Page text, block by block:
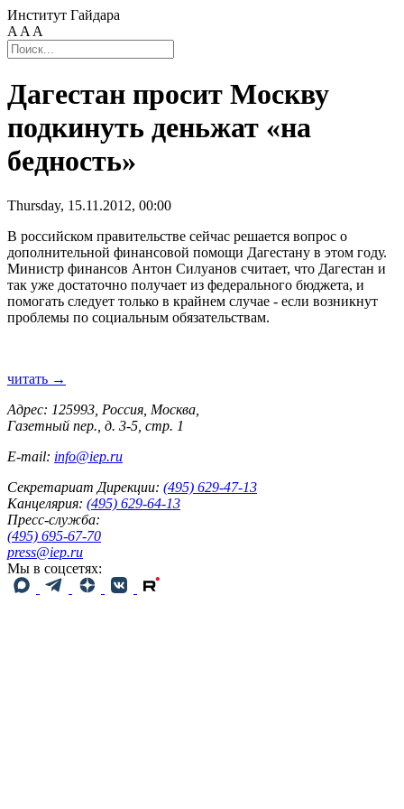
Институт Гайдара
A A A
Дагестан просит Москву
подкинуть деньжат «на
бедность»
Thursday, 15.11.2012, 00:00
В российском правительстве сейчас решается вопрос о
дополнительной финансовой помощи Дагестану в этом году.
Министр финансов Антон Силуанов считает, что Дагестан и
так уже достаточно получает из федерального бюджета, и
помогать следует только в крайнем случае - если возникнут
проблемы по социальным обязательствам.
читать →
Адрес: 125993, Россия, Москва,
Газетный пер., д. 3-5, стр. 1
E-mail: info@iep.ru
Секретариат Дирекции: (495) 629-47-13
Канцелярия: (495) 629-64-13
Пресс-служба:
(495) 695-67-70
press@iep.ru
Мы в соцсетях: